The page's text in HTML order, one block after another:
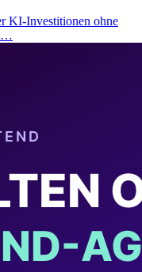
KI-Investitionen ohne